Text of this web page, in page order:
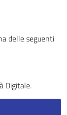
delle seguenti
Digitale.